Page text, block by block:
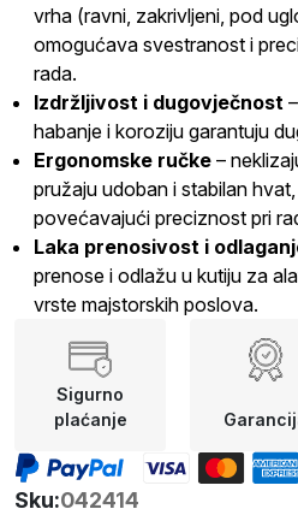
vrha (ravni, zakrivljeni, pod
omogućava svestranost i
rada.
Izdržljivost i dugovječnost
habanje i koroziju garantuju
Ergonomske ručke –
pružaju udoban i stabilan
povećavajući preciznost pri
Laka prenosivost i
prenose i odlažu u kutiju za
vrste majstorskih poslova.
Sigurno
plaćanje
Sku:042414